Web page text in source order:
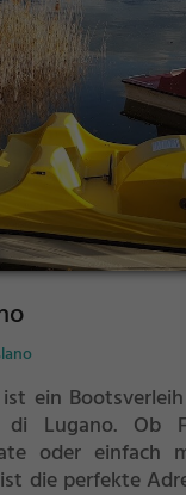
ein
Lugano. Ob
oder einfach
die perfekte